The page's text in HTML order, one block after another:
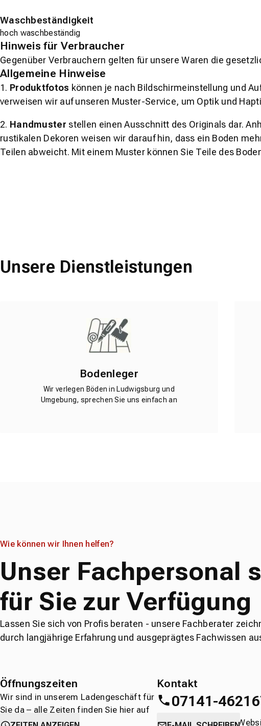
Waschbeständigkeit
hoch waschbeständig
Hinweis für Verbraucher
Gegenüber Verbrauchern gelten für unsere Waren die
Allgemeine Hinweise
1. Produktfotos können je nach Bildschirmeinstellung und
verweisen wir auf unseren Muster-Service, um Optik und
2. Handmuster stellen einen Ausschnitt des Originals dar.
rustikalen Dekoren weisen wir darauf hin, dass ein Boden
Teilen abweicht. Mit einem Muster können Sie Teile des
Unsere Dienstleistungen
Bodenleger
Wir verlegen Böden in Ludwigsburg und
Umgebung, sprechen Sie uns einfach an
Wie können wir Ihnen helfen?
Unser Fachpersonal
für Sie zur Verfügung
Lassen Sie sich von Profis beraten - unsere Fachberater
durch langjährige Erfahrung und ausgeprägtes Fachwissen
Öffnungszeiten
Wir sind in unserem Ladengeschäft für
Sie da – alle Zeiten finden Sie hier auf
einen Blick.
Kontakt
07141-
oderdirekt über die